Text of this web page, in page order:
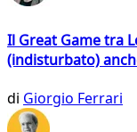
Il Great Game tra
(indisturbato)
di Giorgio Ferrari